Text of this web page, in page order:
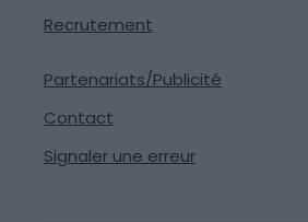
Recrutement
Partenariats/Publicité
Contact
Signaler une erreur